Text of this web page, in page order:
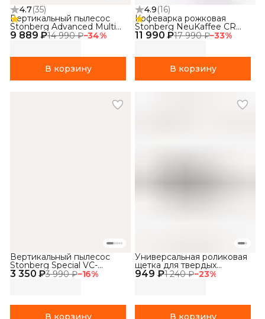
4.7(35)
9 889 ₽14 990 ₽−34%
Вертикальный пылесос
Stonberg Advanced Multi
V350
В корзину
4.9(16)
11 990 ₽17 990 ₽−33%
Кофеварка рожковая
Stonberg NeuKaffee CR
300
В корзину
3 350 ₽3 990 ₽−16%
Вертикальный пылесос
Stonberg Special VC-
102WGD
В корзину
949 ₽1 240 ₽−23%
Универсальная роликовая
щетка для твердых
покрытий для пылесоса
В корзину